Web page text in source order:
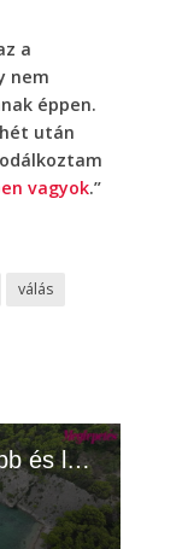
a
nem
éppen.
után
vagyok.”
válás
Ez Horvátország legszebb és legeldugottabb szigete